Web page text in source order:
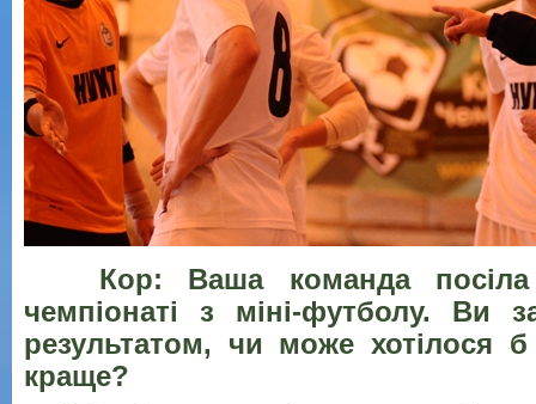
Кор: Ваша команда посіла
чемпіонаті з міні-футболу. Ви
результатом, чи може хотілося б
краще?